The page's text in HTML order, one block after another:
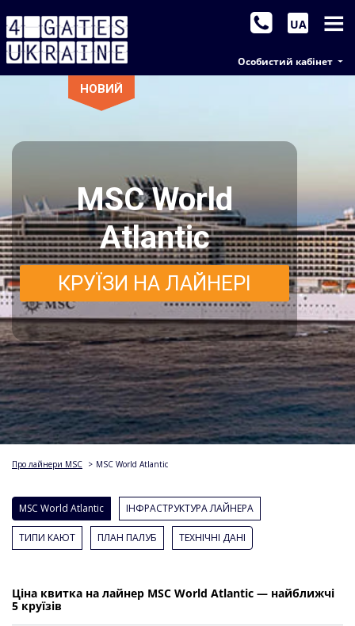
Особистий кабінет
UA
НОВИЙ
MSC World
Atlantic
КРУЇЗИ НА ЛАЙНЕРІ
Про лайнери MSC > MSC World Atlantic
MSC World Atlantic ІНФРАСТРУКТУРА ЛАЙНЕРА
ТИПИ КАЮТ ПЛАН ПАЛУБ ТЕХНІЧНІ ДАНІ
Ціна квитка на лайнер MSC World Atlantic — найближчі
5 круїзів